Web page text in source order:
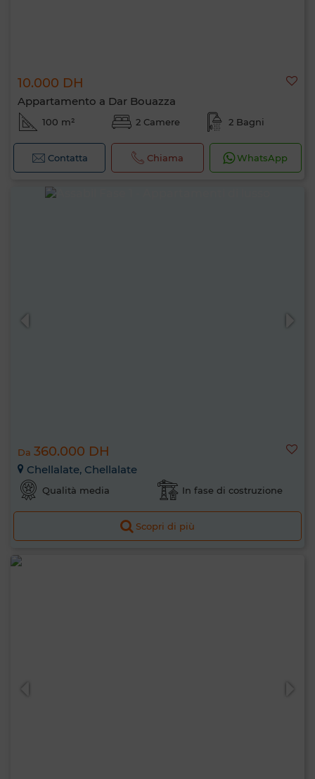
10.000 DH
Appartamento a Dar Bouazza
100 m² 2 Camere 2 Bagni
Contatta Chiama WhatsApp
Da 360.000 DH
Chellalate, Chellalate
Qualità media In fase di costruzione
Scopri di più